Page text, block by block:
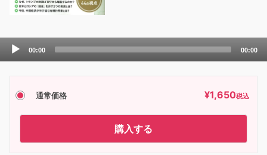
Audio
Player
00:00 00:00
通常価格 ¥1,650税込
購入する